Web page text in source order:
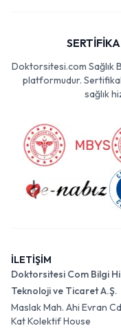
Doktorsitesi.com Sağlık
platformudur.
sağlık
İLETİŞİM
Doktorsitesi Com Bilgi
Teknoloji ve Ticaret A.Ş.
Maslak Mah. Ahi Evran
Kat Kolektif House